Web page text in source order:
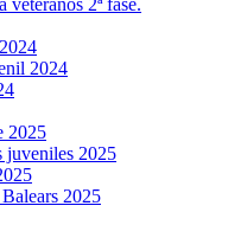
veteranos 2ª fase.
2024
2025
juveniles 2025
2025